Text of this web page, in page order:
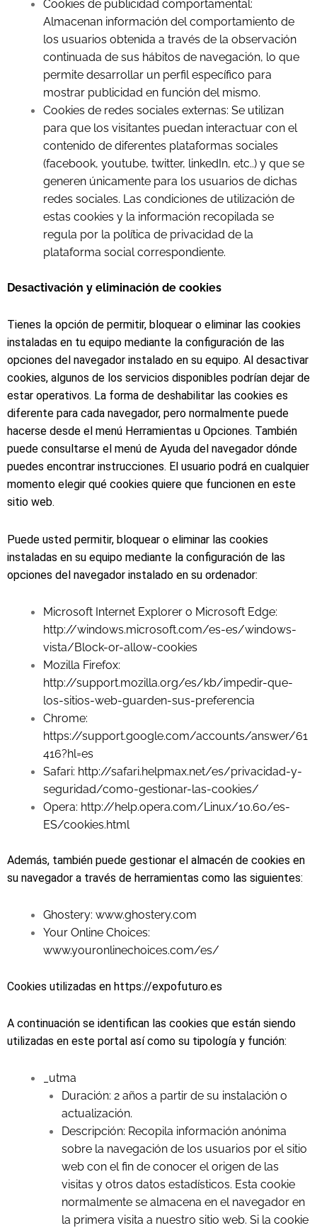
Cookies de publicidad comportamental:
Almacenan información del comportamiento de
los usuarios obtenida a través de la observación
continuada de sus hábitos de navegación, lo que
permite desarrollar un perfil específico para
mostrar publicidad en función del mismo.
Cookies de redes sociales externas: Se utilizan
para que los visitantes puedan interactuar con el
contenido de diferentes plataformas sociales
(facebook, youtube, twitter, linkedIn, etc..) y que se
generen únicamente para los usuarios de dichas
redes sociales. Las condiciones de utilización de
estas cookies y la información recopilada se
regula por la política de privacidad de la
plataforma social correspondiente.
Desactivación y eliminación de cookies
Tienes la opción de permitir, bloquear o eliminar las cookies
instaladas en tu equipo mediante la configuración de las
opciones del navegador instalado en su equipo. Al desactivar
cookies, algunos de los servicios disponibles podrían dejar de
estar operativos. La forma de deshabilitar las cookies es
diferente para cada navegador, pero normalmente puede
hacerse desde el menú Herramientas u Opciones. También
puede consultarse el menú de Ayuda del navegador dónde
puedes encontrar instrucciones. El usuario podrá en cualquier
momento elegir qué cookies quiere que funcionen en este
sitio web.
Puede usted permitir, bloquear o eliminar las cookies
instaladas en su equipo mediante la configuración de las
opciones del navegador instalado en su ordenador:
Microsoft Internet Explorer o Microsoft Edge:
http://windows.microsoft.com/es-es/windows-
vista/Block-or-allow-cookies
Mozilla Firefox:
http://support.mozilla.org/es/kb/impedir-que-
los-sitios-web-guarden-sus-preferencia
Chrome:
https://support.google.com/accounts/answer/61
416?hl=es
Safari: http://safari.helpmax.net/es/privacidad-y-
seguridad/como-gestionar-las-cookies/
Opera: http://help.opera.com/Linux/10.60/es-
ES/cookies.html
Además, también puede gestionar el almacén de cookies en
su navegador a través de herramientas como las siguientes:
Ghostery: www.ghostery.com
Your Online Choices:
www.youronlinechoices.com/es/
Cookies utilizadas en https://expofuturo.es
A continuación se identifican las cookies que están siendo
utilizadas en este portal así como su tipología y función:
_utma
Duración: 2 años a partir de su instalación o
actualización.
Descripción: Recopila información anónima
sobre la navegación de los usuarios por el sitio
web con el fin de conocer el origen de las
visitas y otros datos estadísticos. Esta cookie
normalmente se almacena en el navegador en
la primera visita a nuestro sitio web. Si la cookie